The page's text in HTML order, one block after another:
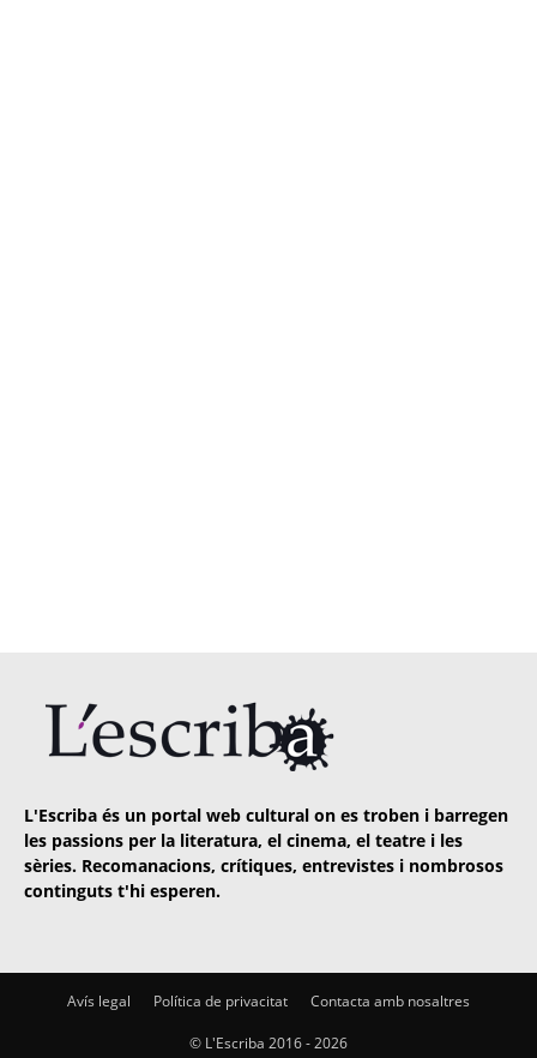
L'Escriba és un portal web cultural on es troben i barregen
les passions per la literatura, el cinema, el teatre i les
sèries. Recomanacions, crítiques, entrevistes i nombrosos
continguts t'hi esperen.
Avís legal Política de privacitat Contacta amb nosaltres
© L'Escriba 2016 -2026